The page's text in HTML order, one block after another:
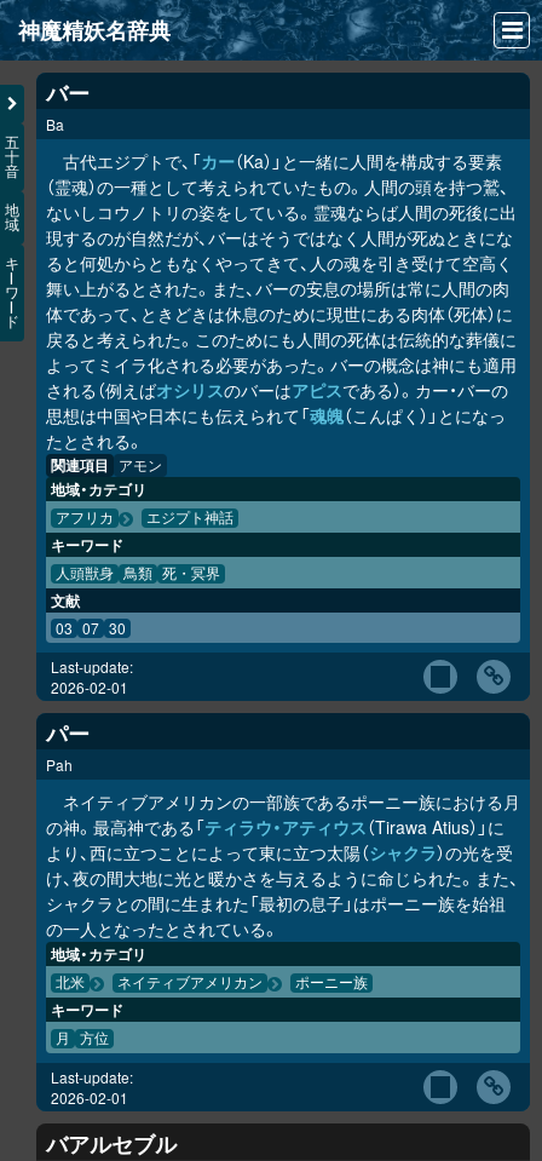
神魔精妖名辞典
NEWS
INFO
文献
検索
凖項目
画像資料便覧
LINK
五
十
音
地
域
キ
ワ
ド
バー
Ba
古代エジプトで、「カー（Ka）」と一緒に人間を構成する要素
（霊魂）の一種として考えられていたもの。人間の頭を持つ鷲、
ないしコウノトリの姿をしている。霊魂ならば人間の死後に出
現するのが自然だが、バーはそうではなく人間が死ぬときにな
ると何処からともなくやってきて、人の魂を引き受けて空高く
舞い上がるとされた。また、バーの安息の場所は常に人間の肉
体であって、ときどきは休息のために現世にある肉体（死体）に
戻ると考えられた。このためにも人間の死体は伝統的な葬儀に
よってミイラ化される必要があった。バーの概念は神にも適用
される（例えばオシリスのバーはアピスである）。カー・バーの
思想は中国や日本にも伝えられて「魂魄（こんぱく）」とになっ
たとされる。
関連項目 アモン
地域・カテゴリ
アフリカ エジプト神話
キーワード
人頭獣身 鳥類 死・冥界
文献
03 07 30
Last-update:
2026-02-01
パー
Pah
ネイティブアメリカンの一部族であるポーニー族における月
の神。最高神である「ティラウ・アティウス（Tirawa Atius）」に
より、西に立つことによって東に立つ太陽（シャクラ）の光を受
け、夜の間大地に光と暖かさを与えるように命じられた。また、
シャクラとの間に生まれた「最初の息子」はポーニー族を始祖
の一人となったとされている。
地域・カテゴリ
北米 ネイティブアメリカン ポーニー族
キーワード
月 方位
Last-update:
2026-02-01
バアルセブル